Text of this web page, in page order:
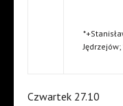
Czwartek 27.10